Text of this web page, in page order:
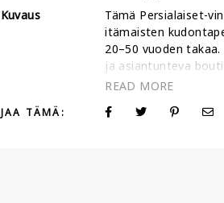
Kuvaus
Tämä Persialaiset-
itämaisten
20–50 vuoden
ja asiantunteva
kunnostanut sen
villanukkaa ja
JAA TÄMÄ: